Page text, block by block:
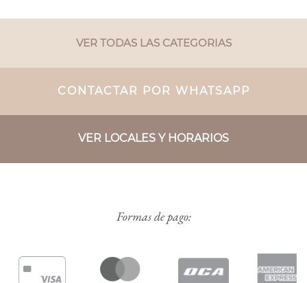
VER TODAS LAS CATEGORIAS
CONTACTAR POR WHATSAPP
VER LOCALES Y HORARIOS
Formas de pago: